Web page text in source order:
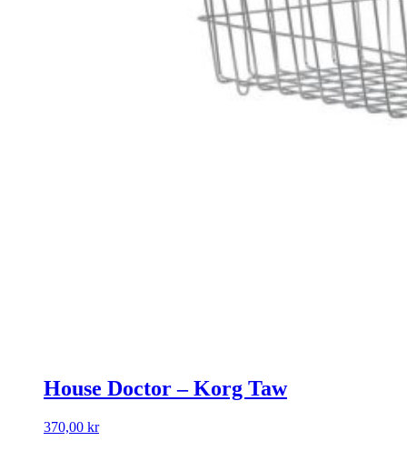
House Doctor – Korg Taw
370,00 kr